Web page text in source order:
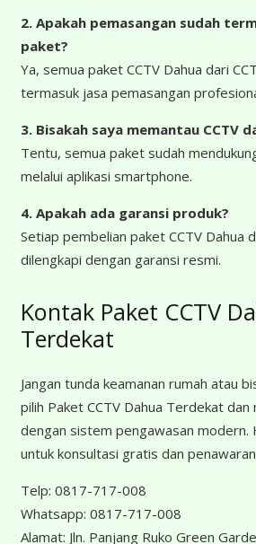
2. Apakah pemasangan sudah
paket?
Ya, semua paket CCTV Dahua dari
termasuk jasa pemasangan
3. Bisakah saya memantau CCTV
Tentu, semua paket sudah
melalui aplikasi smartphone.
4. Apakah ada garansi produk?
Setiap pembelian paket CCTV Dahua
dilengkapi dengan garansi resmi.
Kontak Paket CCTV
Terdekat
Jangan tunda keamanan rumah atau
pilih Paket CCTV Dahua Terdekat dan
dengan sistem pengawasan modern.
untuk konsultasi gratis dan
Telp: 0817-717-008
Whatsapp: 0817-717-008
Alamat: Jln. Panjang Ruko Green